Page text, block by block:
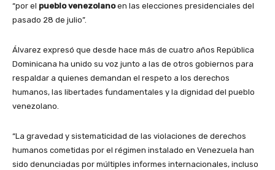
“por el pueblo venezolanoen las elecciones presidenciales del
pasado 28 de julio”.
Álvarez expresó que desde hace más de cuatro años República
Dominicana ha unido su voz junto a las de otros gobiernos para
respaldar a quienes demandan el respeto a los derechos
humanos, las libertades fundamentales y la dignidad del pueblo
venezolano.
“La gravedad y sistematicidad de las violaciones de derechos
humanos cometidas por el régimen instalado en Venezuela han
sido denunciadas por múltiples informes internacionales, incluso